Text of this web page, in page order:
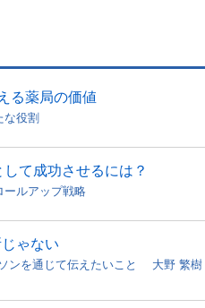
る薬局の価値
な役割
て成功させるには？
ルアップ戦略
ゃない
ンを通じて伝えたいこと 大野 繁樹